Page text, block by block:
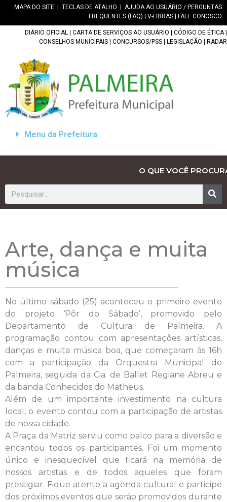
MAPA DO SITE TECLAS DE ATALHO
AJUDA AO USUÁRIO / PERGUNTAS
FREQUENTES (FAQ)
V-LIBRAS FALE CONOSCO
DIÁRIO OFICIAL CARTA DE SERVIÇOS AO USUÁRIO CÓDIGO DE ÉTICA|
CONSELHOS MUNICIPAIS
CONCURSOS/PSS LEGISLAÇÃO RADAR
Menu da Prefeitura
O QUE VOCÊ
Arte, dança e muita
música
No último sábado (25) aconteceu o primeiro evento
do projeto ‘Pôr do Sábado’, promovido pelo
Departamento de Cultura de Palmeira. A
programação contou com apresentações artísticas,
danças e muita música boa, que começaram às 16h
com a participação da Orquestra Municipal de
Palmeira, seguida da Cia. de Ballet Regiane Abreu e
da banda Conhecidos do Matheus.
Além de um importante investimento na cultura
local, o evento contou com a participação de artistas
de nossa cidade.
A Praça da Matriz serviu como palco para a diversão e
encantou todos os participantes. Foi um momento
único e inesquecível que ficará na memória de
nossos artistas e de todos aqueles que foram
prestigiar. Fique atento a agenda cultural e participe
dos próximos eventos que serão promovidos durante